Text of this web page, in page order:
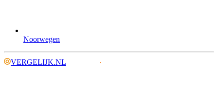
Noorwegen
VERGELIJK.NL